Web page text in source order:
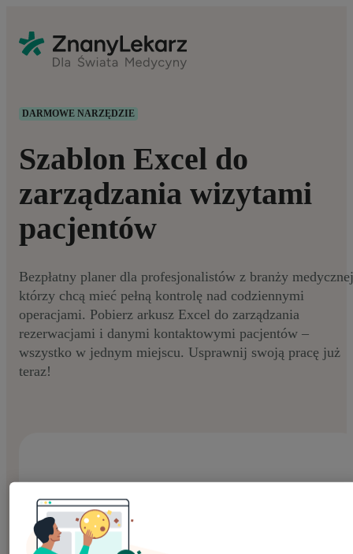
DARMOWE NARZĘDZIE
Szablon Excel do
zarządzania wizytami
pacjentów
Bezpłatny planer dla profesjonalistów z branży
którzy chcą mieć pełną kontrolę nad codziennymi
operacjami. Pobierz arkusz Excel do zarządzania
rezerwacjami i danymi kontaktowymi pacjentów –
wszystko w jednym miejscu. Usprawnij swoją pracę już
teraz!
bezpłatny szablon